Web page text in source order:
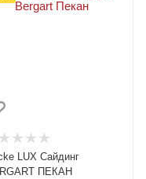
LUX Сайдинг
ПЕКАН